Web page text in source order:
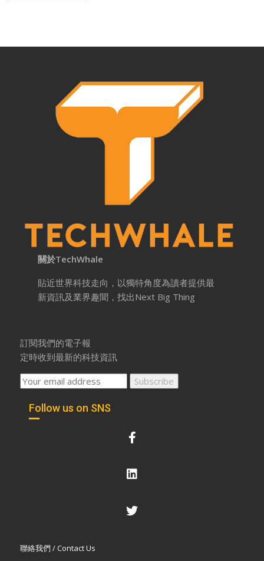
關於TechWhale
貼近世界科技走向，以獨特角度為讀者提供最
新資訊及業界趣聞，找出Next Big Thing
訂閱我們的電子報
定時收到最新的科技資訊
Follow us on SNS
聯絡我們 / Contact Us